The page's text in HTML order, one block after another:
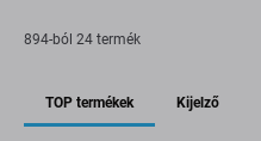
894-ból 24 termék
TOP termékek Kijelző